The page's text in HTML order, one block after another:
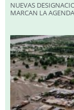
NUEVAS
MARCAN LA